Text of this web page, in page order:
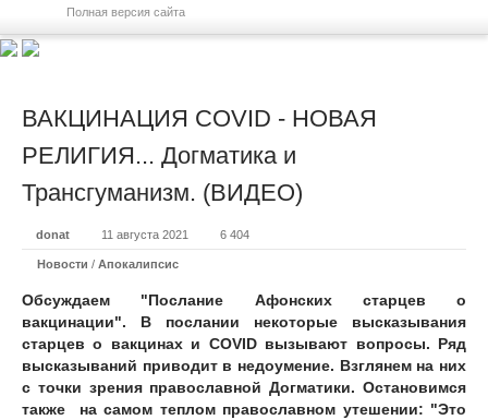
Полная версия сайта
ВАКЦИНАЦИЯ COVID - НОВАЯ
РЕЛИГИЯ... Догматика и
Трансгуманизм. (ВИДЕО)
donat 11 августа 2021 6 404
Новости / Апокалипсис
Обсуждаем "Послание Афонских старцев о
вакцинации". В послании некоторые высказывания
старцев о вакцинах и COVID вызывают вопросы. Ряд
высказываний приводит в недоумение. Взглянем на них
с точки зрения православной Догматики. Остановимся
также на самом теплом православном утешении: "Это